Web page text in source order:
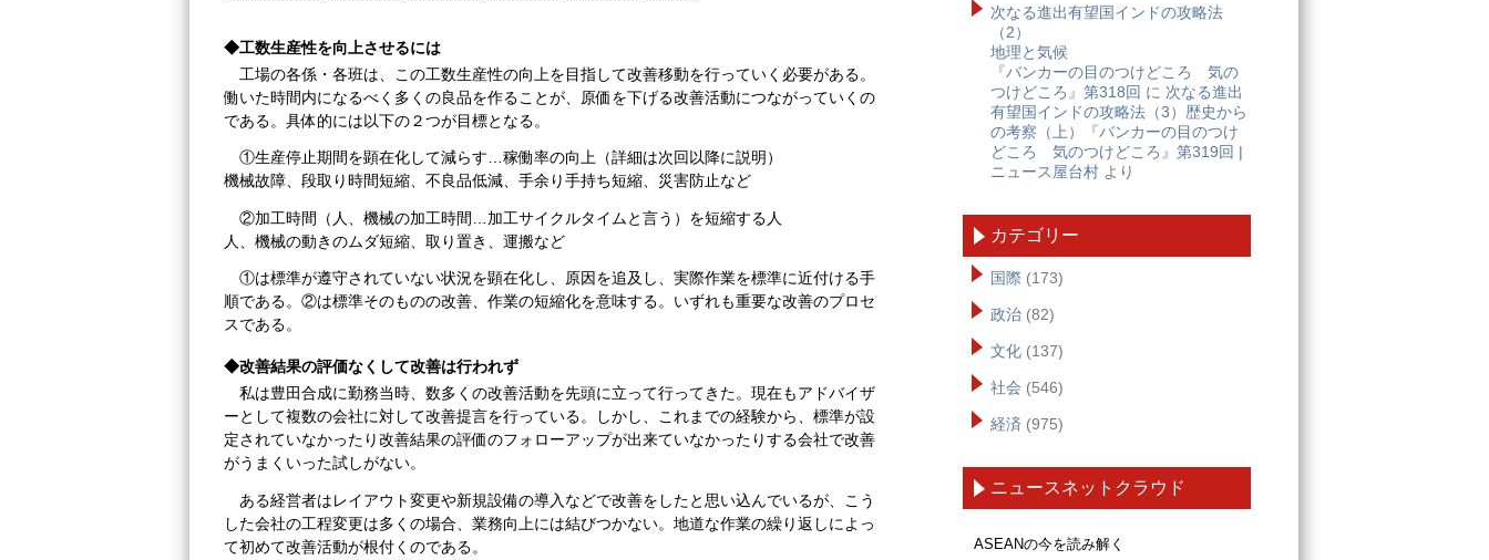
◆工数生産性を向上させるには
工場の各係・各班は、この工数生産性の向上を目指して改善移動を行っていく必要がある。
働いた時間内になるべく多くの良品を作ることが、原価を下げる改善活動につながっていくの
である。具体的には以下の２つが目標となる。
①生産停止期間を顕在化して減らす…稼働率の向上（詳細は次回以降に説明）
機械故障、段取り時間短縮、不良品低減、手余り手持ち短縮、災害防止など
②加工時間（人、機械の加工時間…加工サイクルタイムと言う）を短縮する人
人、機械の動きのムダ短縮、取り置き、運搬など
①は標準が遵守されていない状況を顕在化し、原因を追及し、実際作業を標準に近付ける手
順である。②は標準そのものの改善、作業の短縮化を意味する。いずれも重要な改善のプロセ
スである。
◆改善結果の評価なくして改善は行われず
私は豊田合成に勤務当時、数多くの改善活動を先頭に立って行ってきた。現在もアドバイザ
ーとして複数の会社に対して改善提言を行っている。しかし、これまでの経験から、標準が設
定されていなかったり改善結果の評価のフォローアップが出来ていなかったりする会社で改善
がうまくいった試しがない。
ある経営者はレイアウト変更や新規設備の導入などで改善をしたと思い込んでいるが、こう
した会社の工程変更は多くの場合、業務向上には結びつかない。地道な作業の繰り返しによっ
て初めて改善活動が根付くのである。
次なる進出有望国インドの攻略法
（2）
地理と気候
『バンカーの目のつけどころ 気の
つけどころ』第318回 に 次なる進出
有望国インドの攻略法（3）歴史から
の考察（上）『バンカーの目のつけ
どころ 気のつけどころ』第319回 |
ニュース屋台村 より
カテゴリー
国際 (173)
政治 (82)
文化 (137)
社会 (546)
経済 (975)
ニュースネットクラウド
ASEANの今を読み解く